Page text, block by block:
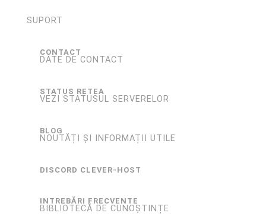
SUPORT
CONTACT
DATE DE CONTACT
STATUS RETEA
VEZI STATUSUL SERVERELOR
BLOG
NOUTĂȚI ȘI INFORMAȚII UTILE
DISCORD CLEVER-HOST
INTREBĂRI FRECVENTE
BIBLIOTECĂ DE CUNOȘTINȚE